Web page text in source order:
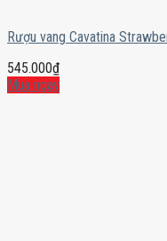
Rượu vang Cavatina
545.000₫
Mua ngay